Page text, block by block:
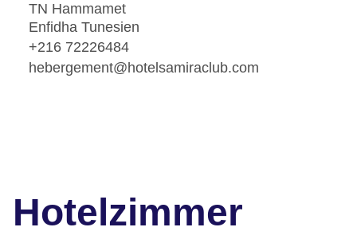
TN Hammamet
Enfidha Tunesien
+216 72226484
hebergement@hotelsamiraclub.com
Hotelzimmer